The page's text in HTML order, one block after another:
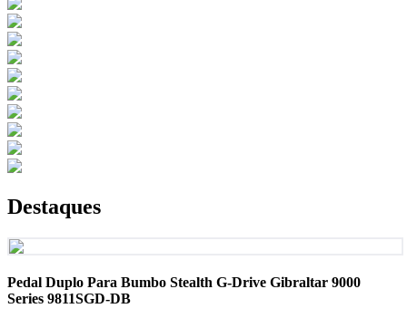
Destaques
Pedal Duplo Para Bumbo Stealth G-Drive Gibraltar 9000
Series 9811SGD-DB